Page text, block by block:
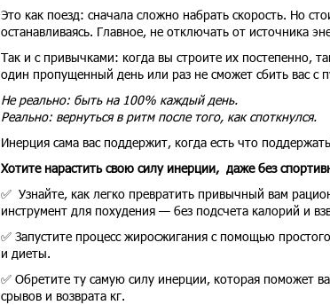
Это как поезд: сначала сложно набрать скорость. Но
останавливаясь. Главное, не отключать от источника
Так и с привычками: когда вы строите их постепенно,
один пропущенный день или раз не сможет сбить вас с
Не реально: быть на 100% каждый день.
Реально: вернуться в ритм после того, как споткнулся.
Инерция сама вас поддержит, когда есть что
Хотите нарастить свою силу инерции, даже без
✅ Узнайте, как легко превратить привычный вам
инструмент для похудения — без подсчета калорий и
✅ Запустите процесс жиросжигания с помощью
и диеты.
✅ Обретите ту самую силу инерции, которая поможет
срывов и возврата кг.